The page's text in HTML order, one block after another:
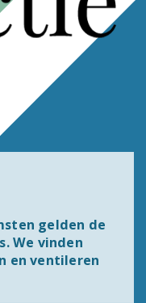
gelden de
We vinden
en ventileren